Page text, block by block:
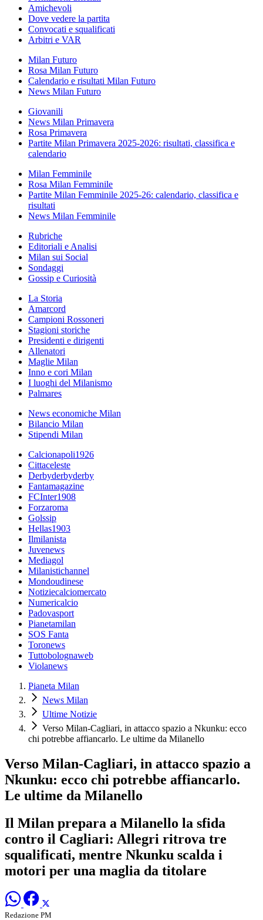
Amichevoli
Dove vedere la partita
Convocati e squalificati
Arbitri e VAR
Milan Futuro
Rosa Milan Futuro
Calendario e risultati Milan Futuro
News Milan Futuro
Giovanili
News Milan Primavera
Rosa Primavera
Partite Milan Primavera 2025-2026: risultati, classifica e
calendario
Milan Femminile
Rosa Milan Femminile
Partite Milan Femminile 2025-26: calendario, classifica e
risultati
News Milan Femminile
Rubriche
Editoriali e Analisi
Milan sui Social
Sondaggi
Gossip e Curiosità
La Storia
Amarcord
Campioni Rossoneri
Stagioni storiche
Presidenti e dirigenti
Allenatori
Maglie Milan
Inno e cori Milan
I luoghi del Milanismo
Palmares
News economiche Milan
Bilancio Milan
Stipendi Milan
Calcionapoli1926
Cittaceleste
Derbyderbyderby
Fantamagazine
FCInter1908
Forzaroma
Golssip
Hellas1903
Ilmilanista
Juvenews
Mediagol
Milanistichannel
Mondoudinese
Notiziecalciomercato
Numericalcio
Padovasport
Pianetamilan
SOS Fanta
Toronews
Tuttobolognaweb
Violanews
Pianeta Milan
News Milan
Ultime Notizie
Verso Milan-Cagliari, in attacco spazio a Nkunku: ecco
chi potrebbe affiancarlo. Le ultime da Milanello
Verso Milan-Cagliari, in attacco spazio a
Nkunku: ecco chi potrebbe affiancarlo.
Le ultime da Milanello
Il Milan prepara a Milanello la sfida
contro il Cagliari: Allegri ritrova tre
squalificati, mentre Nkunku scalda i
motori per una maglia da titolare
Redazione PM